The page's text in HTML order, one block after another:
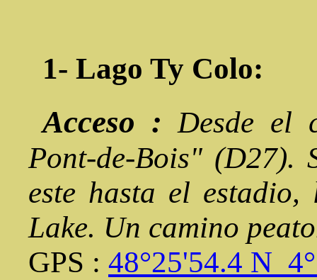
1- Lago Ty Colo:
Acceso :Desde el
Pont-de-Bois" (D27).
este hasta el
Lake. Un camino
GPS : 48°25'54.4 N